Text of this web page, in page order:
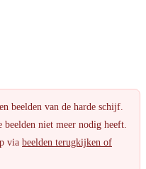
beelden van de harde schijf.
beelden niet meer nodig heeft.
via beelden terugkijken of